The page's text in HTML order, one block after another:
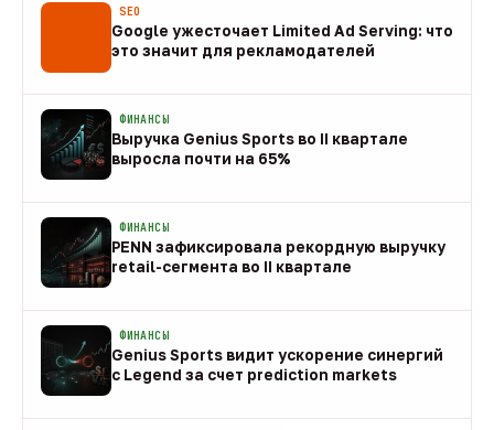
SEO
Google ужесточает Limited Ad Serving: что
это значит для рекламодателей
ФИНАНСЫ
Выручка Genius Sports во II квартале
выросла почти на 65%
ФИНАНСЫ
PENN зафиксировала рекордную выручку
retail-сегмента во II квартале
ФИНАНСЫ
Genius Sports видит ускорение синергий
с Legend за счет prediction markets